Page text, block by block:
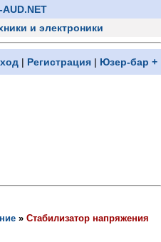
AUD.NET
и электроники
| Регистрация | Юзер-бар +
» Стабилизатор напряжения